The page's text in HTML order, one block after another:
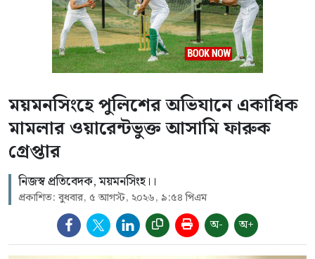
ময়মনসিংহে পুলিশের অভিযানে একাধিক
মামলার ওয়ারেন্টভুক্ত আসামি ফারুক
গ্রেপ্তার
নিজস্ব প্রতিবেদক, ময়মনসিংহ।।
প্রকাশিত: বুধবার, ৫ আগস্ট, ২০২৬, ৯:৫৪ পিএম
অ- অ+